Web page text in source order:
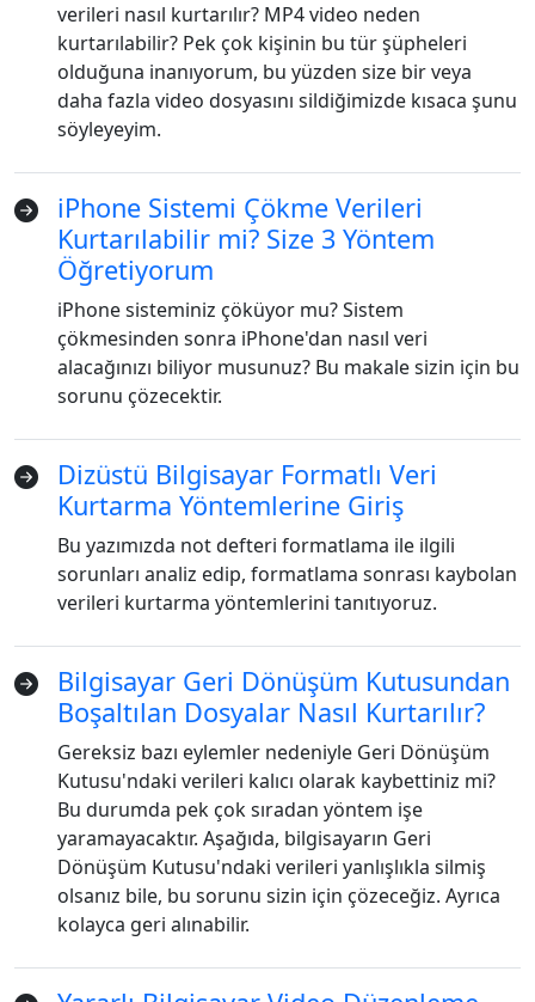
verileri nasıl kurtarılır? MP4 video neden
kurtarılabilir? Pek çok kişinin bu tür şüpheleri
olduğuna inanıyorum, bu yüzden size bir veya
daha fazla video dosyasını sildiğimizde kısaca şunu
söyleyeyim.
iPhone Sistemi Çökme Verileri
Kurtarılabilir mi? Size 3 Yöntem
Öğretiyorum
iPhone sisteminiz çöküyor mu? Sistem
çökmesinden sonra iPhone'dan nasıl veri
alacağınızı biliyor musunuz? Bu makale sizin için bu
sorunu çözecektir.
Dizüstü Bilgisayar Formatlı Veri
Kurtarma Yöntemlerine Giriş
Bu yazımızda not defteri formatlama ile ilgili
sorunları analiz edip, formatlama sonrası kaybolan
verileri kurtarma yöntemlerini tanıtıyoruz.
Bilgisayar Geri Dönüşüm Kutusundan
Boşaltılan Dosyalar Nasıl Kurtarılır?
Gereksiz bazı eylemler nedeniyle Geri Dönüşüm
Kutusu'ndaki verileri kalıcı olarak kaybettiniz mi?
Bu durumda pek çok sıradan yöntem işe
yaramayacaktır. Aşağıda, bilgisayarın Geri
Dönüşüm Kutusu'ndaki verileri yanlışlıkla silmiş
olsanız bile, bu sorunu sizin için çözeceğiz. Ayrıca
kolayca geri alınabilir.
Dil Değiştirme
English Nederlands
Tiếng Việt
日本
Español
Português
Deutsche
Français